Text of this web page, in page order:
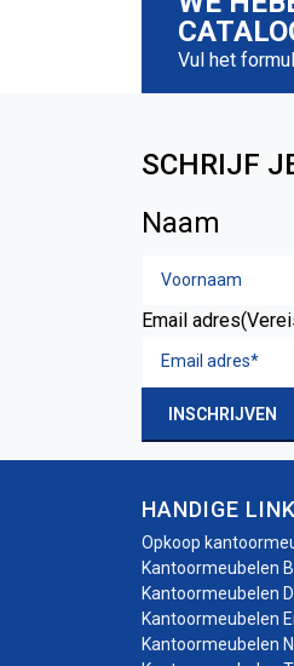
Vul het
SCHRIJF
Naam
Email adres
INSCHRIJVEN
HANDIGE
Opkoop
Kantoormeubelen
Kantoormeubelen
Kantoormeubelen
Kantoormeubelen